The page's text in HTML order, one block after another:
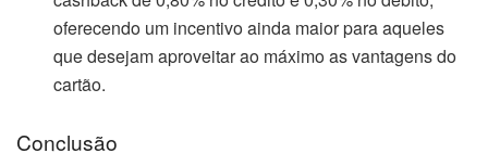
oferecendo um incentivo ainda maior para aqueles
que desejam aproveitar ao máximo as vantagens do
cartão.
Conclusão